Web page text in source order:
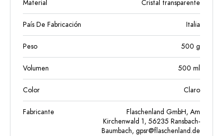
Material Cristal transparente
País De Fabricación Italia
Peso 500 g
Volumen 500 ml
Color Claro
Fabricante
Flaschenland GmbH, Am
Kirchenwald 1, 56235 Ransbach-
Baumbach, gpsr@flaschenland.de